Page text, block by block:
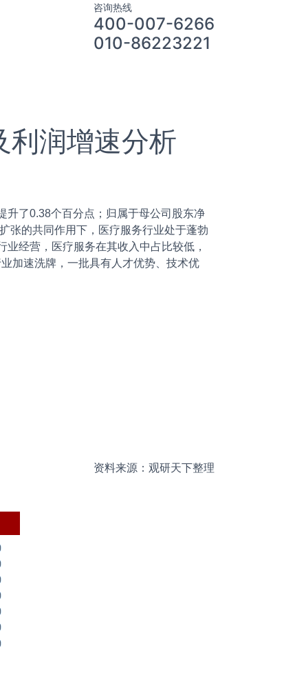
咨询热线
400-007-6266
010-86223221
利润增速分析
了0.38个百分点；归属于母公司股东净
张的共同作用下，医疗服务行业处于蓬勃
经营，医疗服务在其收入中占比较低，
加速洗牌，一批具有人才优势、技术优
资料来源：观研天下整理